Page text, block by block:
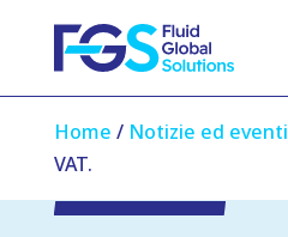
Home / Notizie ed eventi
VAT.